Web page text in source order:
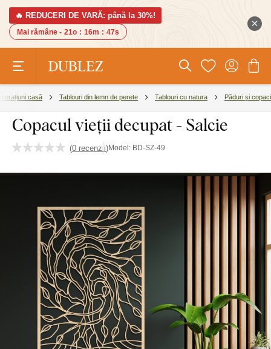
🔥 REDUCERI DE VARĂ: până la 30%!
Mai rămâne - 21o : 16m : 46s
casă Tablouri din lemn de perete Tablouri cu natura Păduri și copaci
Copacul vieții decupat - Salcie
(0 recenzii)Model: BD-SZ-49